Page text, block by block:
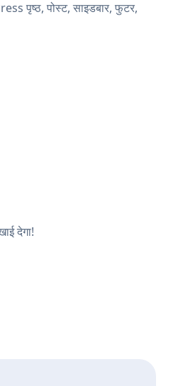
पृष्ठ, पोस्ट, साइडबार, फुटर,
देगा!